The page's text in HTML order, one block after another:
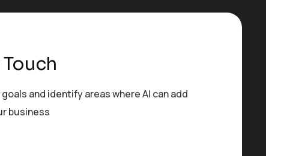
and identify areas where AI can add
business